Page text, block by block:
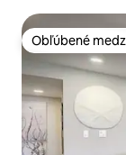
Obľúbené
Obľúbené